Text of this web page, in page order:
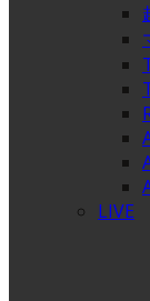
LIVE